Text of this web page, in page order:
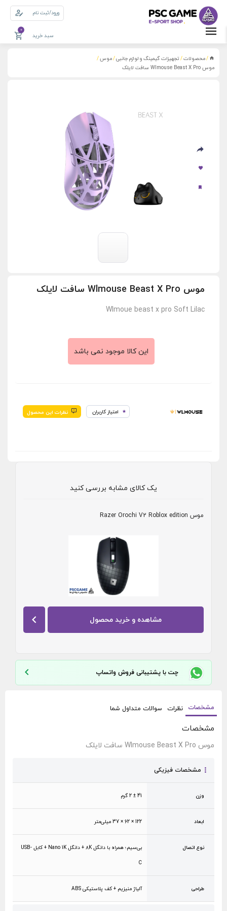
ورود/ثبت نام
سبد خرید
0
/محصولات/تجهیزات گیمینگ و لوازم جانبی/موس/
موس Wlmouse Beast X Pro سافت لایلک
یک کالای مشابه بررسی کنید
موس Razer Orochi V2 Roblox edition
مشاهده و خرید محصول
چت با پشتیبانی فروش واتساپ
موس Wlmouse Beast X Pro سافت لایلک
Wlmoue beast x pro Soft Lilac
این کالا موجود نمی باشد
امتیاز کاربران نظرات این محصول
مشخصات نظرات سوالات متداول شما
مشخصات
موس Wlmouse Beast X Pro سافت لایلک
مشخصات فیزیکی
وزن 41 ± 2 گرم
ابعاد 122 × 62 × 37 میلی‌متر
نوع اتصال
بی‌سیم؛ همراه با دانگل ۸K + دانگل Nano 1K + کابل USB-
C
طراحی آلیاژ منیزیم + کف پلاستیکی ABS